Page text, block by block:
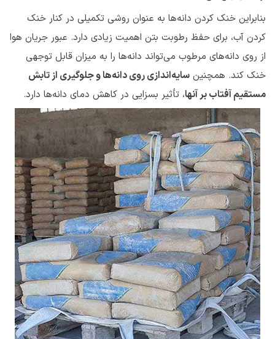
بنابراین خنک کردن دانه‌ها به عنوان روشی تکمیلی در کنار خنک
کردن آب، برای حفظ رطوبت بتن اهمیت زیادی دارد. عبور جریان هوا
از روی دانه‌های مرطوب می‌تواند دانه‌ها را به میزان قابل توجهی
خنک کند. همچنین سایه‌اندازی روی دانه‌ها و جلوگیری از تابش
مستقیم آفتاب بر آنها، تأثیر بسزایی در کاهش دمای دانه‌ها دارد.